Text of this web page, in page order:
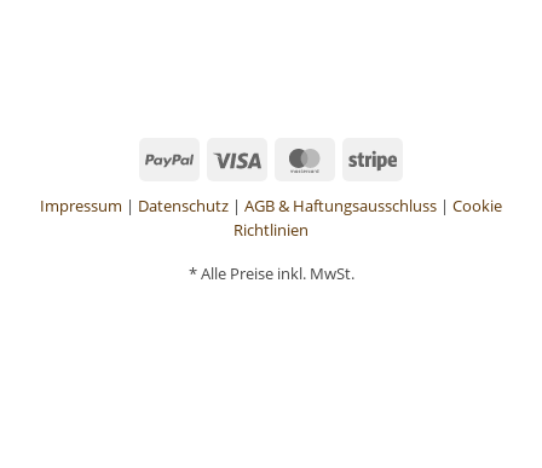
Impressum | Datenschutz | AGB & Haftungsausschluss | Cookie
Richtlinien
* Alle Preise inkl. MwSt.